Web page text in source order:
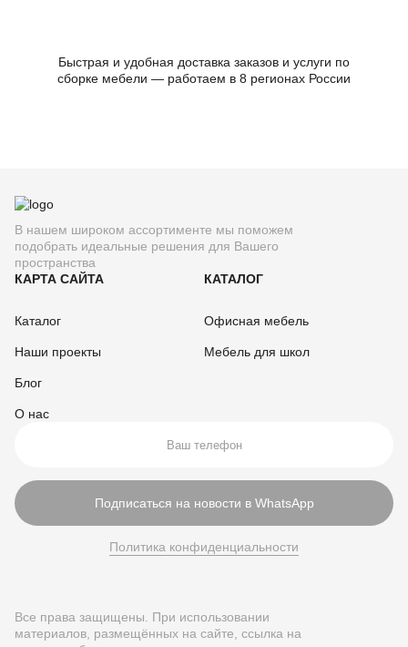
Быстрая и удобная доставка заказов и услуги по
сборке мебели — работаем в 8 регионах России
В нашем широком ассортименте мы поможем
подобрать идеальные решения для Вашего
пространства
КАРТА САЙТА
Каталог
Наши проекты
Блог
О нас
КАТАЛОГ
Офисная мебель
Мебель для школ
Подписаться на новости в WhatsApp
Политика конфиденциальности
Все права защищены. При использовании
материалов, размещённых на сайте, ссылка на